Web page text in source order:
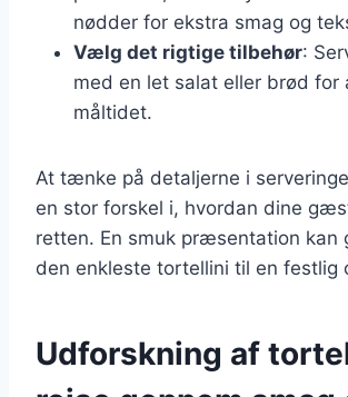
nødder for ekstra smag og
Vælg det rigtige tilbehør:
med en let salat eller brød for
måltidet.
At tænke på detaljerne i
en stor forskel i, hvordan dine
retten. En smuk præsentation kan
den enkleste tortellini til en festlig
Udforskning af